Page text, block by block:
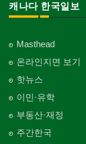
캐나다 한국일보
Masthead
온라인지면 보기
핫뉴스
이민·유학
부동산·재정
주간한국